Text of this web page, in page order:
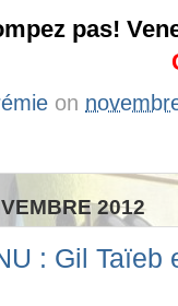
pas!
on
2012
: Gil Taïeb